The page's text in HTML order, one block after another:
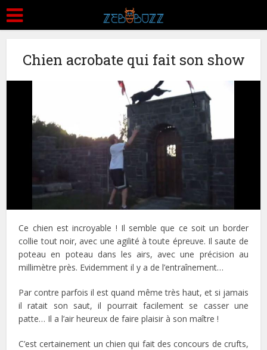
Chien acrobate qui fait son show
Ce chien est incroyable ! Il semble que ce soit un border
collie tout noir, avec une agilité à toute épreuve. Il saute de
poteau en poteau dans les airs, avec une précision au
millimètre près. Evidemment il y a de l’entraînement…
Par contre parfois il est quand même très haut, et si jamais
il ratait son saut, il pourrait facilement se casser une
patte… Il a l’air heureux de faire plaisir à son maître !
C’est certainement un chien qui fait des concours de crufts,